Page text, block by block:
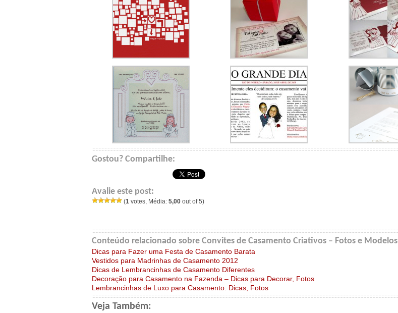
Gostou? Compartilhe:
Avalie este post:
(1 votes, Média: 5,00 out of 5)
Conteúdo relacionado sobre Convites de Casamento Criativos – Fotos e Modelos
Dicas para Fazer uma Festa de Casamento Barata
Vestidos para Madrinhas de Casamento 2012
Dicas de Lembrancinhas de Casamento Diferentes
Decoração para Casamento na Fazenda – Dicas para Decorar, Fotos
Lembrancinhas de Luxo para Casamento: Dicas, Fotos
Veja Também: